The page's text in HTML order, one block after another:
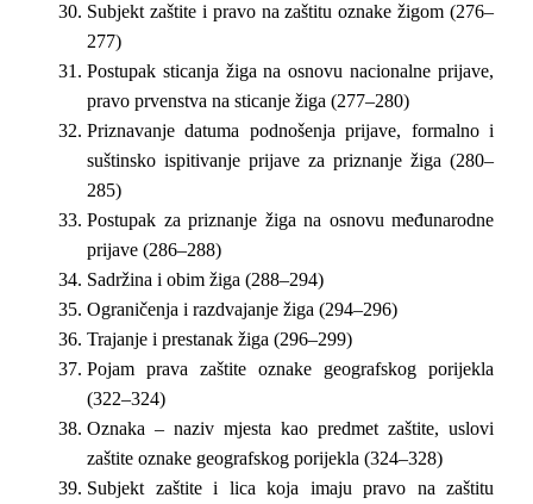
Subjekt zaštite i pravo na zaštitu oznake žigom (276–
277)
Postupak sticanja žiga na osnovu nacionalne prijave,
pravo prvenstva na sticanje žiga (277–280)
Priznavanje datuma podnošenja prijave, formalno i
suštinsko ispitivanje prijave za priznanje žiga (280–
285)
Postupak za priznanje žiga na osnovu međunarodne
prijave (286–288)
Sadržina i obim žiga (288–294)
Ograničenja i razdvajanje žiga (294–296)
Trajanje i prestanak žiga (296–299)
Pojam prava zaštite oznake geografskog porijekla
(322–324)
Oznaka – naziv mjesta kao predmet zaštite, uslovi
zaštite oznake geografskog porijekla (324–328)
Subjekt zaštite i lica koja imaju pravo na zaštitu